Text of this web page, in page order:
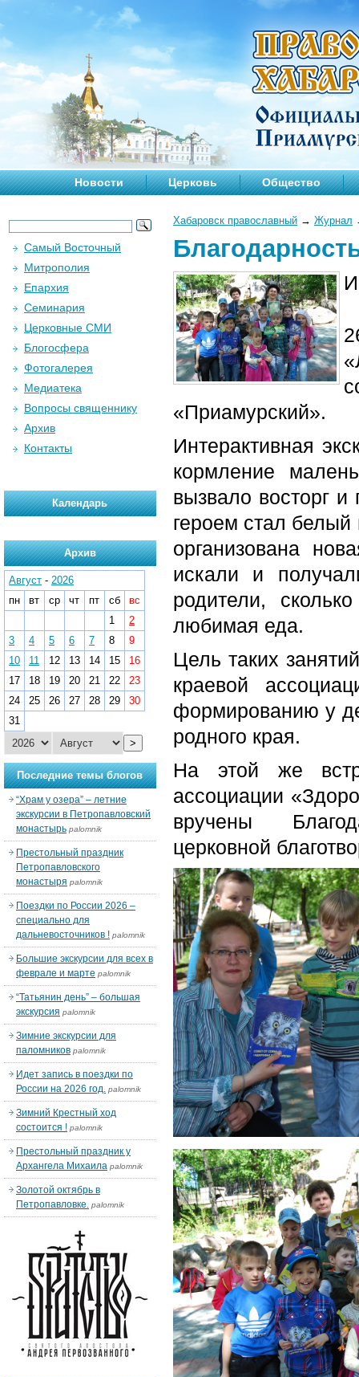
Новости Церковь Общество
Хабаровск православный → Журнал
«Приамурский».
Интерактивная
кормление
вызвало восторг
героем стал
организована
искали и
родители,
любимая еда.
Цель таких
краевой
формированию у
родного края.
На этой же
ассоциации
вручены
церковной
Самый Восточный
Митрополия
Епархия
Семинария
Церковные СМИ
Блогосфера
Фотогалерея
Медиатека
Вопросы священнику
Архив
Контакты
Календарь
Архив
Август - 2026
пн
вт ср чт пт сб
вс
1
2
3
4 5 6 7 8
9
10
11 12 13 14 15
16
17
18 19 20 21 22
23
24
25 26 27 28 29
30
31
>
Последние темы блогов
“Храм у озера” – летние
экскурсии в Петропавловский
монастырь palomnik
Престольный праздник
Петропавловского
монастыря palomnik
Поездки по России 2026 –
специально для
дальневосточников ! palomnik
Большие экскурсии для всех в
феврале и марте palomnik
“Татьянин день” – большая
экскурсия palomnik
Зимние экскурсии для
паломников palomnik
Идет запись в поездки по
России на 2026 год. palomnik
Зимний Крестный ход
состоится ! palomnik
Престольный праздник у
Архангела Михаила palomnik
Золотой октябрь в
Петропавловке. palomnik